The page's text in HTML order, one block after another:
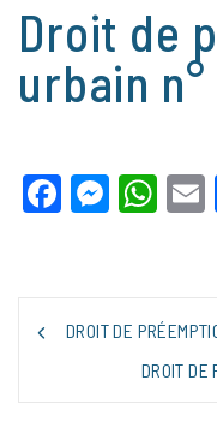
Droit de
urbain
Facebook
NAVIGATION
DE
DROIT DE
DROIT